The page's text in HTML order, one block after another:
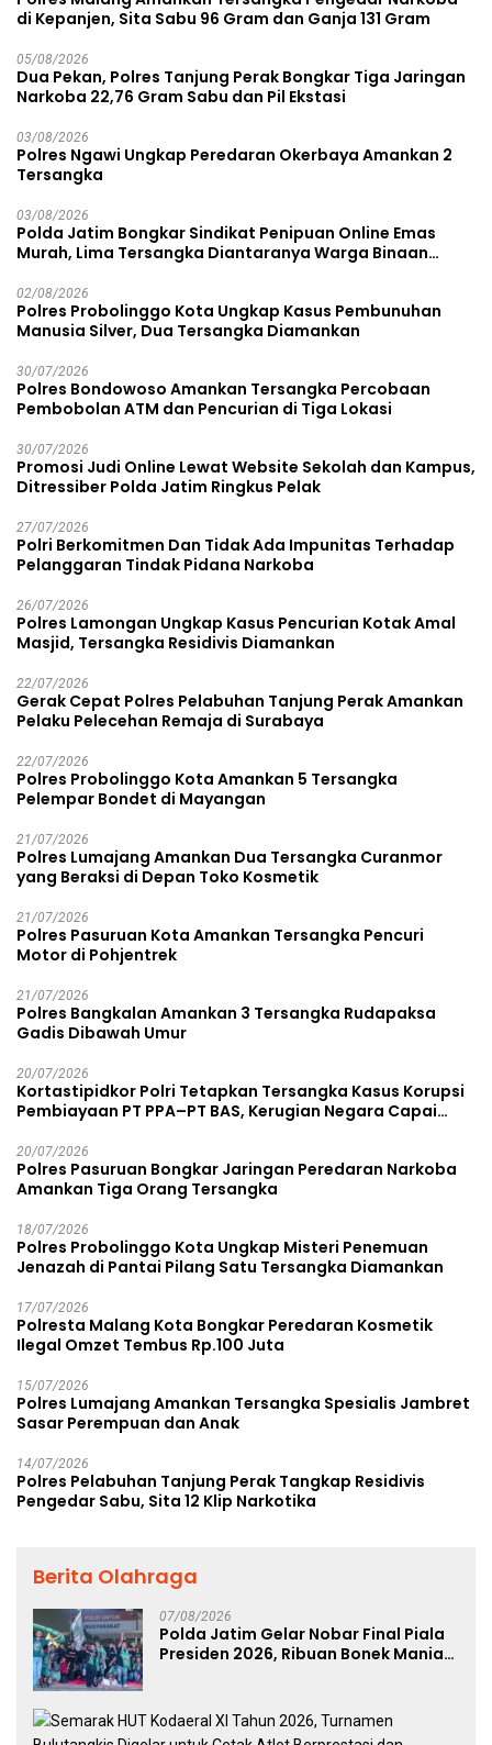
di Kepanjen, Sita Sabu 96 Gram dan Ganja 131 Gram
05/08/2026
Dua Pekan, Polres Tanjung Perak Bongkar Tiga Jaringan
Narkoba 22,76 Gram Sabu dan Pil Ekstasi
03/08/2026
Polres Ngawi Ungkap Peredaran Okerbaya Amankan 2
Tersangka
03/08/2026
Polda Jatim Bongkar Sindikat Penipuan Online Emas
Murah, Lima Tersangka Diantaranya Warga Binaan
02/08/2026
Polres Probolinggo Kota Ungkap Kasus Pembunuhan
Manusia Silver, Dua Tersangka Diamankan
30/07/2026
Polres Bondowoso Amankan Tersangka Percobaan
Pembobolan ATM dan Pencurian di Tiga Lokasi
30/07/2026
Promosi Judi Online Lewat Website Sekolah dan Kampus,
Ditressiber Polda Jatim Ringkus Pelak
27/07/2026
Polri Berkomitmen Dan Tidak Ada Impunitas Terhadap
Pelanggaran Tindak Pidana Narkoba
26/07/2026
Polres Lamongan Ungkap Kasus Pencurian Kotak Amal
Masjid, Tersangka Residivis Diamankan
22/07/2026
Gerak Cepat Polres Pelabuhan Tanjung Perak Amankan
Pelaku Pelecehan Remaja di Surabaya
22/07/2026
Polres Probolinggo Kota Amankan 5 Tersangka
Pelempar Bondet di Mayangan
21/07/2026
Polres Lumajang Amankan Dua Tersangka Curanmor
yang Beraksi di Depan Toko Kosmetik
21/07/2026
Polres Pasuruan Kota Amankan Tersangka Pencuri
Motor di Pohjentrek
21/07/2026
Polres Bangkalan Amankan 3 Tersangka Rudapaksa
Gadis Dibawah Umur
20/07/2026
Kortastipidkor Polri Tetapkan Tersangka Kasus Korupsi
Pembiayaan PT PPA–PT BAS, Kerugian Negara Capai
20/07/2026
Polres Pasuruan Bongkar Jaringan Peredaran Narkoba
Amankan Tiga Orang Tersangka
18/07/2026
Polres Probolinggo Kota Ungkap Misteri Penemuan
Jenazah di Pantai Pilang Satu Tersangka Diamankan
17/07/2026
Polresta Malang Kota Bongkar Peredaran Kosmetik
Ilegal Omzet Tembus Rp.100 Juta
15/07/2026
Polres Lumajang Amankan Tersangka Spesialis Jambret
Sasar Perempuan dan Anak
14/07/2026
Polres Pelabuhan Tanjung Perak Tangkap Residivis
Pengedar Sabu, Sita 12 Klip Narkotika
Berita Olahraga
07/08/2026
Polda Jatim Gelar Nobar Final Piala
Presiden 2026, Ribuan Bonek Mania